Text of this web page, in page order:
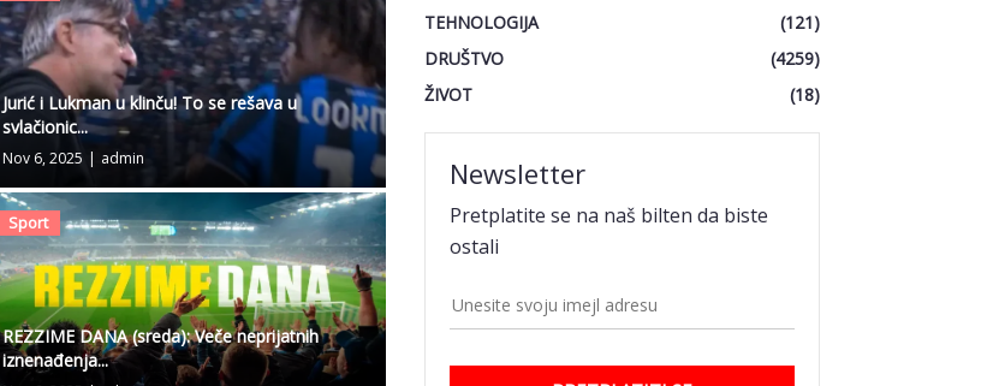
Jurić i Lukman u klinču! To se rešava u
svlačionic...
Nov 6, 2025 | admin
Sport
REZZIME DANA (sreda): Veče neprijatnih
iznenađenja...
TEHNOLOGIJA
(121)
DRUŠTVO
(4259)
ŽIVOT
(18)
Newsletter
Pretplatite se na naš bilten da biste
ostali